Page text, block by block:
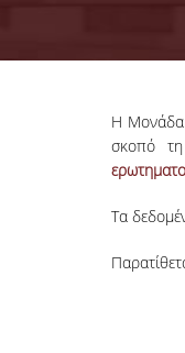
Η Μονάδα
σκοπό
Τα